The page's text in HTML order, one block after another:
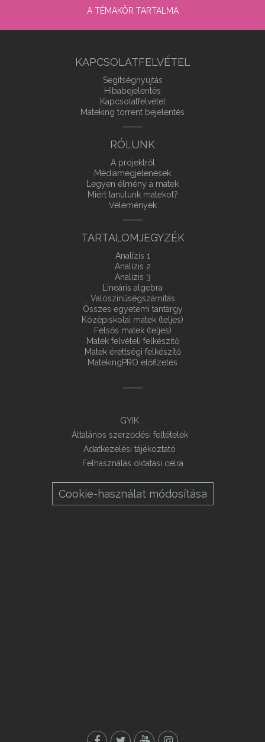
A TÉMAKÖR TARTALMA
KAPCSOLATFELVÉTEL
Segítségnyújtás
Hibabejelentés
Kapcsolatfelvétel
Mateking torrent bejelentés
RÓLUNK
A projektről
Médiamegjelenések
Legyen élmény a matek
Miért tanulunk matekot?
Vélemények
TARTALOMJEGYZÉK
Analízis 1
Analízis 2
Analízis 3
Lineáris algebra
Valószínűségszámítás
Összes egyetemi tantárgy
Középiskolai matek (teljes)
Felsős matek (teljes)
Matek felvételi felkészítő
Matek érettségi felkészítő
MatekingPRO előfizetés
GYIK
Általános szerződési feltételek
Adatkezelési tájékoztató
Felhasználás oktatási célra
Cookie-használat módosítása